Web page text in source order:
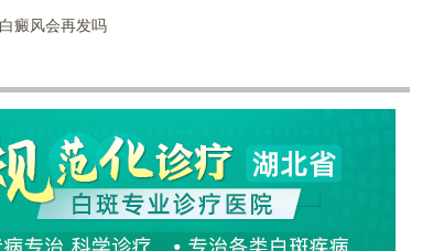
癜风会再发吗